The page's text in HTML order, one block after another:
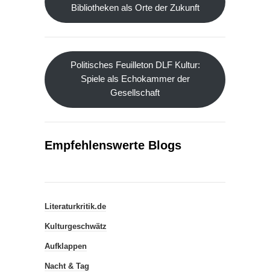
Bibliotheken als Orte der Zukunft
Politisches Feuilleton DLF Kultur:
Spiele als Echokammer der
Gesellschaft
Empfehlenswerte Blogs
Literaturkritik.de
Kulturgeschwätz
Aufklappen
Nacht & Tag